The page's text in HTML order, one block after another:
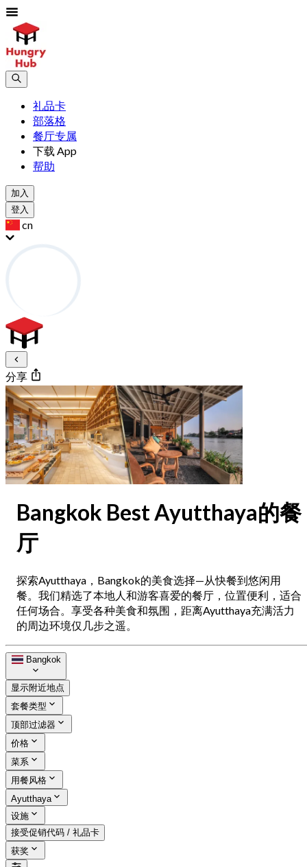
礼品卡
部落格
餐厅专属
下载 App
帮助
加入
登入
cn
分享
Bangkok Best Ayutthaya的餐
厅
探索Ayutthaya，Bangkok的美食选择—从快餐到悠闲用
餐。我们精选了本地人和游客喜爱的餐厅，位置便利，适合
任何场合。享受各种美食和氛围，距离Ayutthaya充满活力
的周边环境仅几步之遥。
Bangkok
显示附近地点
套餐类型
顶部过滤器
价格
菜系
用餐风格
Ayutthaya
设施
接受促销代码 / 礼品卡
获奖